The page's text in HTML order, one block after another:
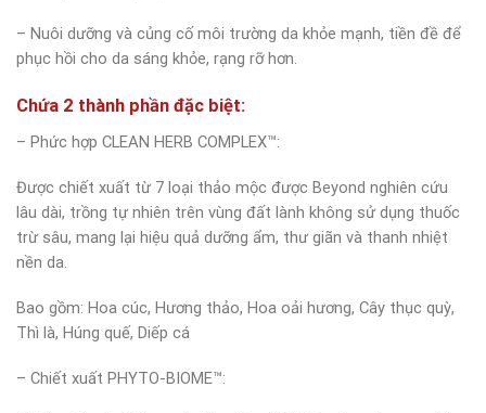
– Nuôi dưỡng và củng cố môi trường da khỏe mạnh, tiền đề để
phục hồi cho da sáng khỏe, rạng rỡ hơn.
Chứa 2 thành phần đặc biệt:
– Phức hợp CLEAN HERB COMPLEX™:
Được chiết xuất từ 7 loại thảo mộc được Beyond nghiên cứu
lâu dài, trồng tự nhiên trên vùng đất lành không sử dụng thuốc
trừ sâu, mang lại hiệu quả dưỡng ẩm, thư giãn và thanh nhiệt
nền da.
Bao gồm: Hoa cúc, Hương thảo, Hoa oải hương, Cây thục quỳ,
Thì là, Húng quế, Diếp cá
– Chiết xuất PHYTO-BIOME™: